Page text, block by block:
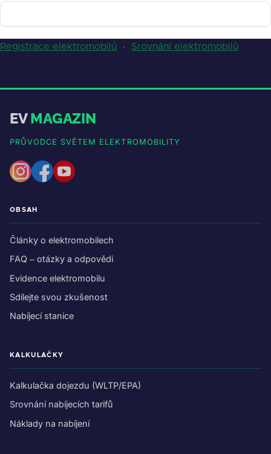
Registrace elektromobilů · Srovnání elektromobilů
EVMAGAZIN
PRŮVODCE SVĚTEM ELEKTROMOBILITY
OBSAH
Články o elektromobilech
FAQ – otázky a odpovědi
Evidence elektromobilu
Sdílejte svou zkušenost
Nabíjecí stanice
KALKULAČKY
Kalkulačka dojezdu (WLTP/EPA)
Srovnání nabíjecích tarifů
Náklady na nabíjení